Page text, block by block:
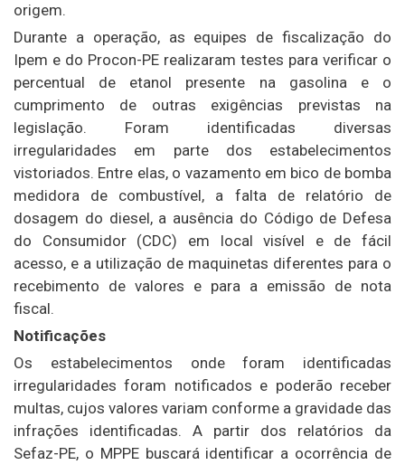
origem.
Durante a operação, as equipes de fiscalização do
Ipem e do Procon-PE realizaram testes para verificar o
percentual de etanol presente na gasolina e o
cumprimento de outras exigências previstas na
legislação. Foram identificadas diversas
irregularidades em parte dos estabelecimentos
vistoriados. Entre elas, o vazamento em bico de bomba
medidora de combustível, a falta de relatório de
dosagem do diesel, a ausência do Código de Defesa
do Consumidor (CDC) em local visível e de fácil
acesso, e a utilização de maquinetas diferentes para o
recebimento de valores e para a emissão de nota
fiscal.
Notificações
Os estabelecimentos onde foram identificadas
irregularidades foram notificados e poderão receber
multas, cujos valores variam conforme a gravidade das
infrações identificadas. A partir dos relatórios da
Sefaz-PE, o MPPE buscará identificar a ocorrência de